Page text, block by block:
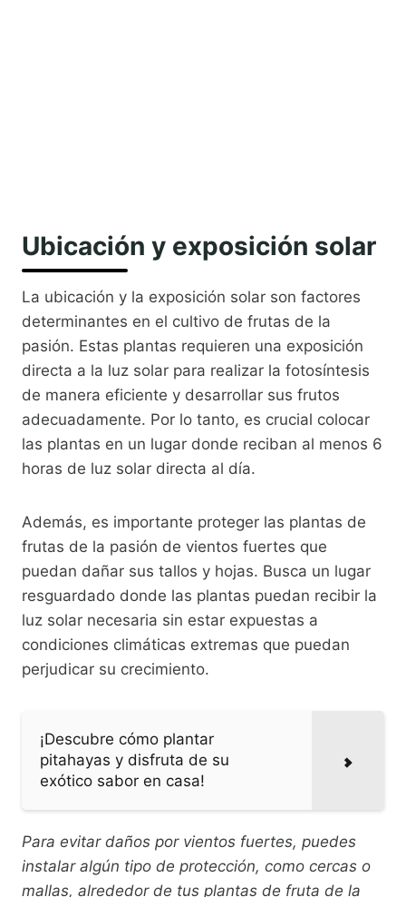
Ubicación y exposición solar
La ubicación y la exposición solar son factores
determinantes en el cultivo de frutas de la
pasión. Estas plantas requieren una exposición
directa a la luz solar para realizar la fotosíntesis
de manera eficiente y desarrollar sus frutos
adecuadamente. Por lo tanto, es crucial colocar
las plantas en un lugar donde reciban al menos 6
horas de luz solar directa al día.
Además, es importante proteger las plantas de
frutas de la pasión de vientos fuertes que
puedan dañar sus tallos y hojas. Busca un lugar
resguardado donde las plantas puedan recibir la
luz solar necesaria sin estar expuestas a
condiciones climáticas extremas que puedan
perjudicar su crecimiento.
¡Descubre cómo plantar
pitahayas y disfruta de su
exótico sabor en casa!
Para evitar daños por vientos fuertes, puedes
instalar algún tipo de protección, como cercas o
mallas, alrededor de tus plantas de fruta de la